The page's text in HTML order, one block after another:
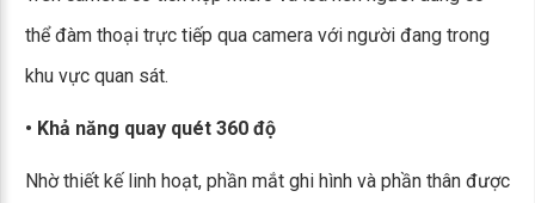
thể đàm thoại trực tiếp qua camera với người đang trong
khu vực quan sát.
• Khả năng quay quét 360 độ
Nhờ thiết kế linh hoạt, phần mắt ghi hình và phần thân được